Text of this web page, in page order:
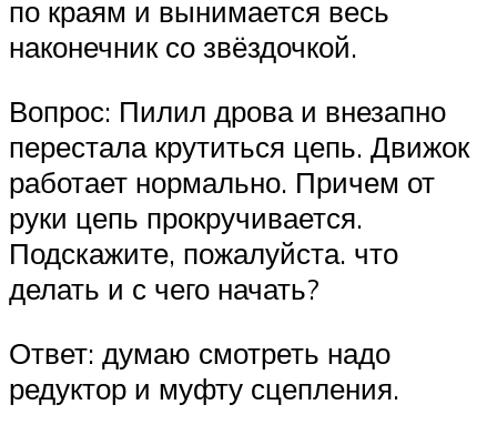
по краям и вынимается весь
наконечник со звёздочкой.
Вопрос: Пилил дрова и внезапно
перестала крутиться цепь. Движок
работает нормально. Причем от
руки цепь прокручивается.
Подскажите, пожалуйста. что
делать и с чего начать?
Ответ: думаю смотреть надо
редуктор и муфту сцепления.